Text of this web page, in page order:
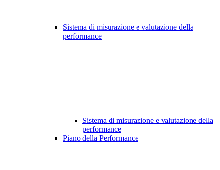
Sistema di misurazione e valutazione della
performance
Sistema di misurazione e valutazione della
performance
Piano della Performance